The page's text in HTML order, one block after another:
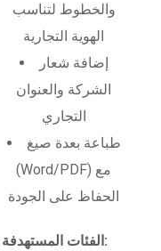
والخطوط لتناسب
الهوية التجارية
إضافة شعار
الشركة والعنوان
التجاري
طباعة بعدة صيغ
(Word/PDF) مع
الحفاظ على الجودة
الفئات المستهدفة: